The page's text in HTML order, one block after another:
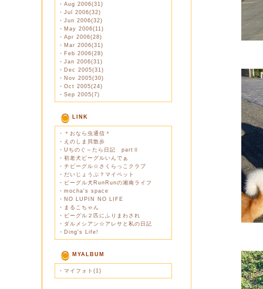
・ Aug 2006(31)
・ Jul 2006(32)
・ Jun 2006(32)
・ May 2006(11)
・ Apr 2006(28)
・ Mar 2006(31)
・ Feb 2006(28)
・ Jan 2006(31)
・ Dec 2005(31)
・ Nov 2005(30)
・ Oct 2005(24)
・ Sep 2005(7)
LINK
・
＊おなら虫通信＊
・ えのしま貝散歩
・ Uちのぐ～たら日記 partⅡ
・ 初老犬ビーグルいんでぁ
・ チビーグル☆さくらっこクラブ
・ だいじょうぶ？マイペット
・ ビーグル犬RunRunの湘南ライフ
・ mocha's space
・ NO LUPIN NO LIFE
・ まるこちゃん
・ ビーグル２匹にふりまわされ
・ ダルメシアン☆アレサと私の日記
・ Ding's Life!
MYALBUM
・ マイフォト(1)